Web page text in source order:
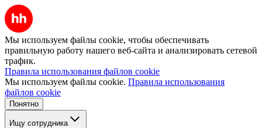
Мы используем файлы cookie, чтобы обеспечивать
правильную работу нашего веб-сайта и анализировать сетевой
трафик.
Правила использования файлов cookie
Мы используем файлы cookie. Правила использования
файлов cookie
Понятно
Ищу сотрудника